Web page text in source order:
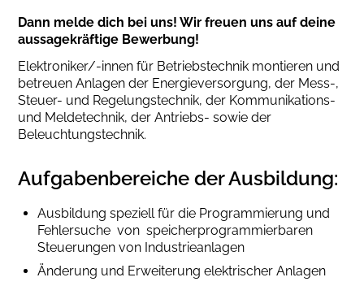
Dann melde dich bei uns! Wir freuen uns auf deine
aussagekräftige Bewerbung!
Elektroniker/-innen für Betriebstechnik montieren und
betreuen Anlagen der Energieversorgung, der Mess-,
Steuer- und Regelungstechnik, der Kommunikations-
und Meldetechnik, der Antriebs- sowie der
Beleuchtungstechnik.
Aufgabenbereiche der Ausbildung:
Ausbildung speziell für die Programmierung und
Fehlersuche von speicherprogrammierbaren
Steuerungen von Industrieanlagen
Änderung und Erweiterung elektrischer Anlagen